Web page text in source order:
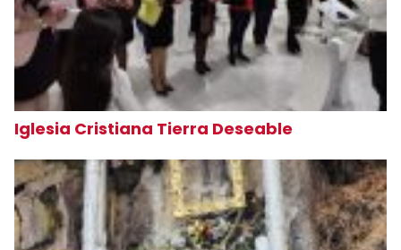
Iglesia Cristiana Tierra Deseable